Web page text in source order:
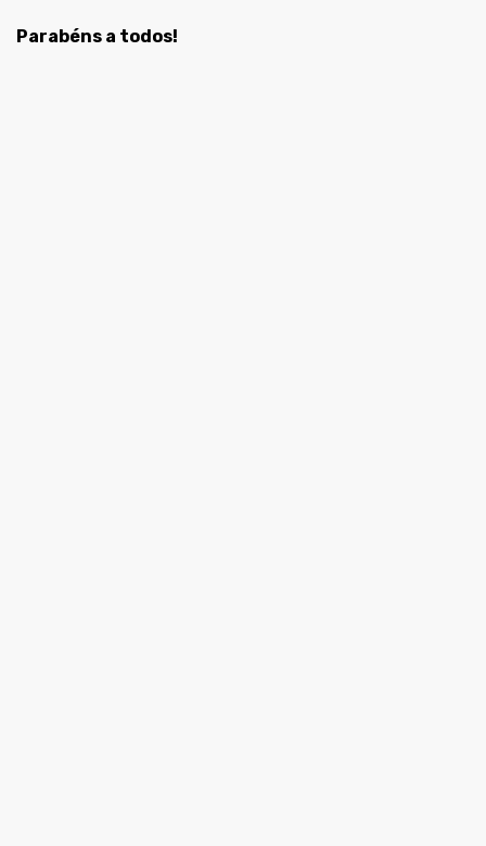
Parabéns a todos!